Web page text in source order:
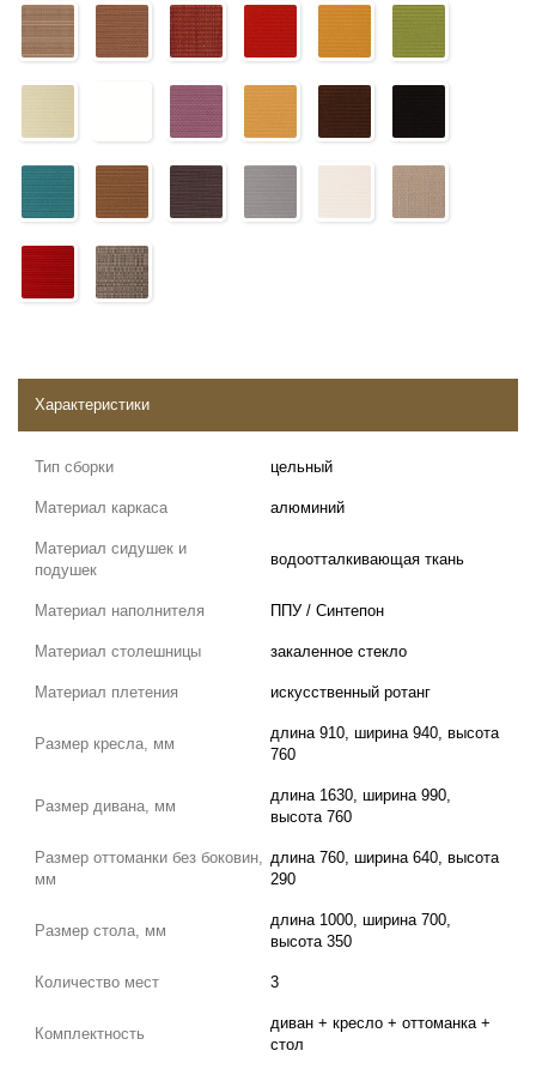
Характеристики
Тип сборки цельный
Материал каркаса алюминий
Материал сидушек и
подушек
водоотталкивающая ткань
Материал наполнителя ППУ / Синтепон
Материал столешницы закаленное стекло
Материал плетения искусственный ротанг
Размер кресла, мм
длина 910, ширина 940, высота
760
Размер дивана, мм
длина 1630, ширина 990,
высота 760
Размер оттоманки без боковин,
мм
длина 760, ширина 640, высота
290
Размер стола, мм
длина 1000, ширина 700,
высота 350
Количество мест 3
Комплектность
диван + кресло + оттоманка +
стол